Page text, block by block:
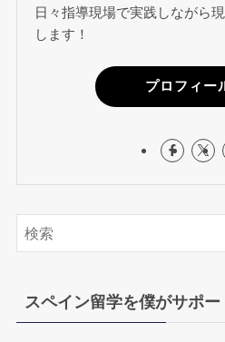
日々指導現場で実践しながら
します！
プロフィー
スペイン留学を僕がサポー